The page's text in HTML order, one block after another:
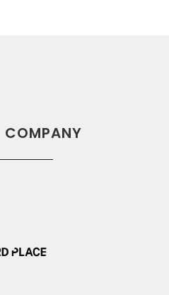
COMPANY